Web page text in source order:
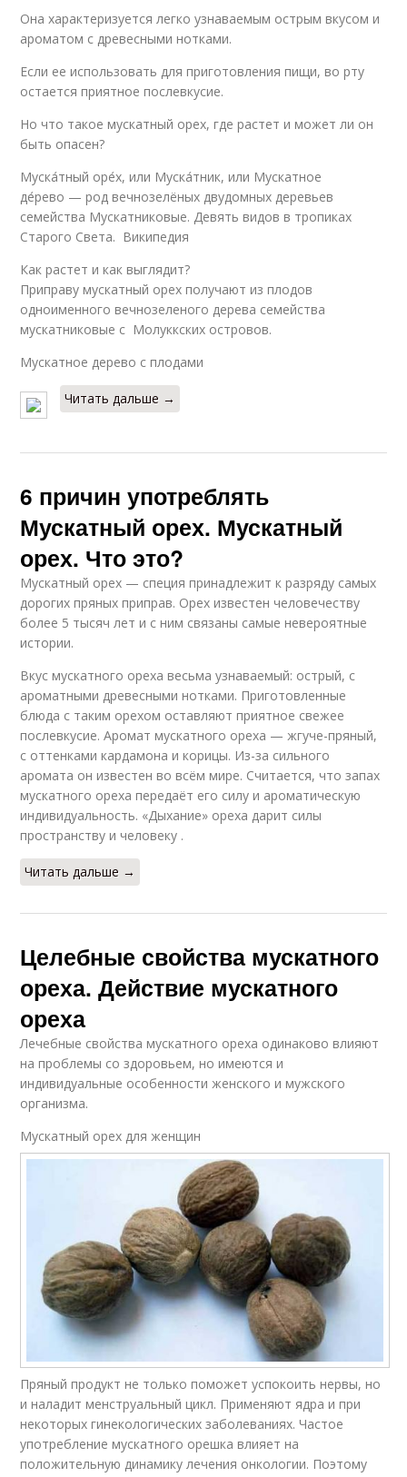
Она характеризуется легко узнаваемым острым вкусом и
ароматом с древесными нотками.
Если ее использовать для приготовления пищи, во рту
остается приятное послевкусие.
Но что такое мускатный орех, где растет и может ли он
быть опасен?
Муска́тный оре́х, или Муска́тник, или Мускатное
де́рево — род вечнозелёных двудомных деревьев
семейства Мускатниковые. Девять видов в тропиках
Старого Света. Википедия
Как растет и как выглядит?
Приправу мускатный орех получают из плодов
одноименного вечнозеленого дерева семейства
мускатниковые с Молуккских островов.
Мускатное дерево с плодами
Читать дальше →
6 причин употреблять
Мускатный орех. Мускатный
орех. Что это?
Мускатный орех — специя принадлежит к разряду самых
дорогих пряных приправ. Орех известен человечеству
более 5 тысяч лет и с ним связаны самые невероятные
истории.
Вкус мускатного ореха весьма узнаваемый: острый, с
ароматными древесными нотками. Приготовленные
блюда с таким орехом оставляют приятное свежее
послевкусие. Аромат мускатного ореха — жгуче-пряный,
с оттенками кардамона и корицы. Из-за сильного
аромата он известен во всём мире. Считается, что запах
мускатного ореха передаёт его силу и ароматическую
индивидуальность. «Дыхание» ореха дарит силы
пространству и человеку .
Читать дальше →
Целебные свойства мускатного
ореха. Действие мускатного
ореха
Лечебные свойства мускатного ореха одинаково влияют
на проблемы со здоровьем, но имеются и
индивидуальные особенности женского и мужского
организма.
Мускатный орех для женщин
Пряный продукт не только поможет успокоить нервы, но
и наладит менструальный цикл. Применяют ядра и при
некоторых гинекологических заболеваниях. Частое
употребление мускатного орешка влияет на
положительную динамику лечения онкологии. Поэтому